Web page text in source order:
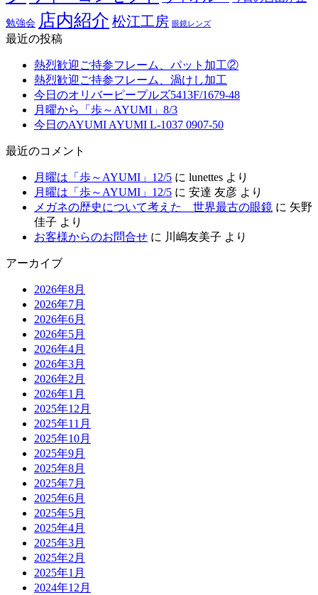
勉強会 店内紹介 松江工房 眼鏡レンズ
最近の投稿
熱烈歓迎ご持参フレーム、パット加工②
熱烈歓迎ご持参フレーム、渦けし加工
今日のオリバーピープルズ5413F/1679-48
月曜から「歩～AYUMI」8/3
今日のAYUMI AYUMI L-1037 0907-50
最近のコメント
月曜は「歩～AYUMI」12/5 に lunettes より
月曜は「歩～AYUMI」12/5 に 安達 友彦 より
メガネの歴史について考えた 世界最古の眼鏡 に 矢野
佳子 より
お客様からのお問合せ に 川嶋友美子 より
アーカイブ
2026年8月
2026年7月
2026年6月
2026年5月
2026年4月
2026年3月
2026年2月
2026年1月
2025年12月
2025年11月
2025年10月
2025年9月
2025年8月
2025年7月
2025年6月
2025年5月
2025年4月
2025年3月
2025年2月
2025年1月
2024年12月